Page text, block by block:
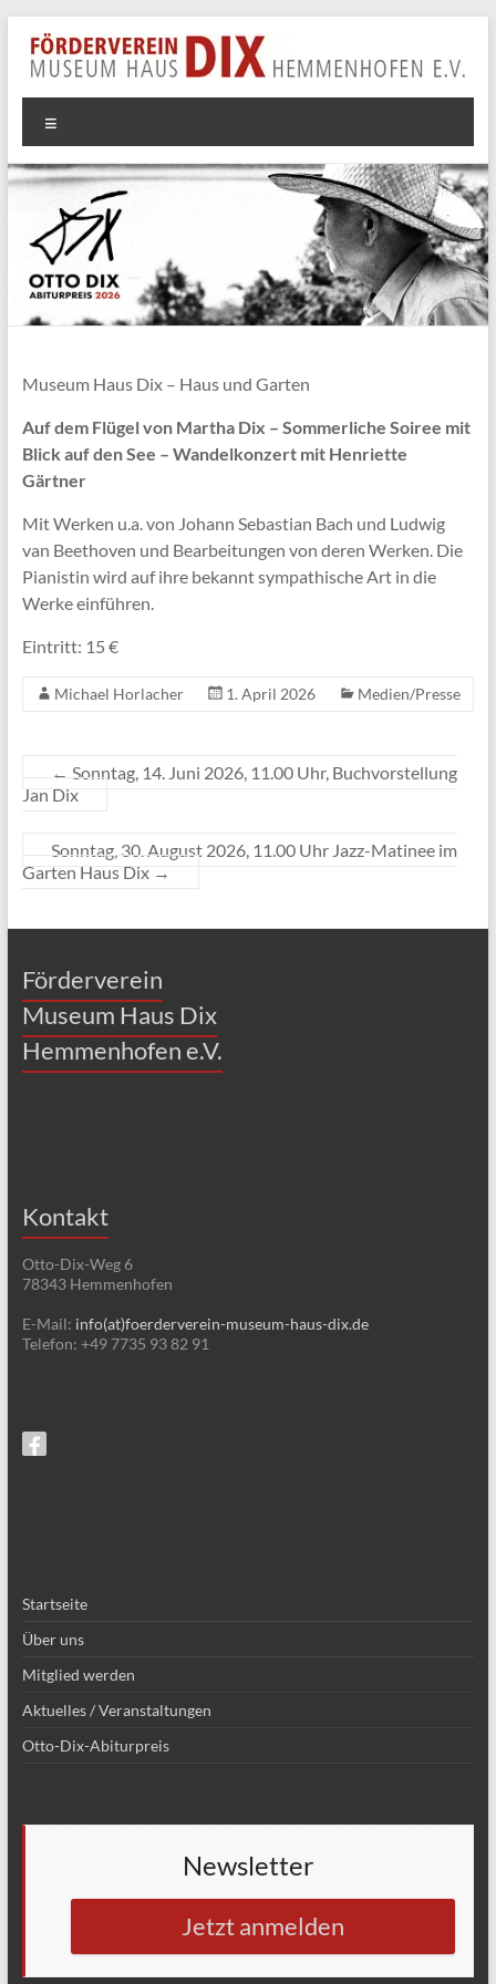
Inhalt
springen
Förderverein
Museum
Haus
Dix
Hemmenhofen
e.V.
Sie
Arbeit
durch
Ihre
Mitgliedschaft
Museum Haus Dix – Haus und Garten
Auf dem Flügel von Martha Dix – Sommerliche Soiree mit
Blick auf den See – Wandelkonzert mit Henriette
Gärtner
Mit Werken u.a. von Johann Sebastian Bach und Ludwig
van Beethoven und Bearbeitungen von deren Werken. Die
Pianistin wird auf ihre bekannt sympathische Art in die
Werke einführen.
Eintritt: 15 €
Michael Horlacher 1. April 2026 Medien/Presse
← Sonntag, 14. Juni 2026, 11.00 Uhr, Buchvorstellung
Jan Dix
Sonntag, 30. August 2026, 11.00 Uhr Jazz-Matinee im
Garten Haus Dix →
Förderverein
Museum Haus Dix
Hemmenhofen e.V.
Kontakt
Otto-Dix-Weg 6
78343 Hemmenhofen
E-Mail: info(at)foerderverein-museum-haus-dix.de
Telefon: +49 7735 93 82 91
Startseite
Über uns
Mitglied werden
Aktuelles / Veranstaltungen
Otto-Dix-Abiturpreis
Newsletter
Jetzt anmelden